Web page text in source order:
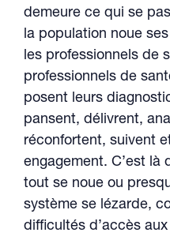
demeure ce qui se
la population noue
les professionnels de
professionnels de
posent leurs
pansent, délivrent,
réconfortent, suivent
engagement. C’est là
tout se noue ou
système se lézarde,
difficultés d’accès